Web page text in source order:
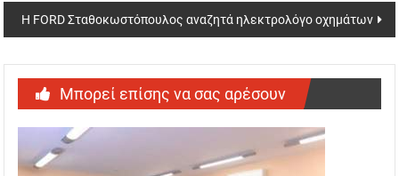
Η FORD Σταθοκωστόπουλος αναζητά ηλεκτρολόγο οχημάτων
Μπορεί επίσης να σας αρέσουν